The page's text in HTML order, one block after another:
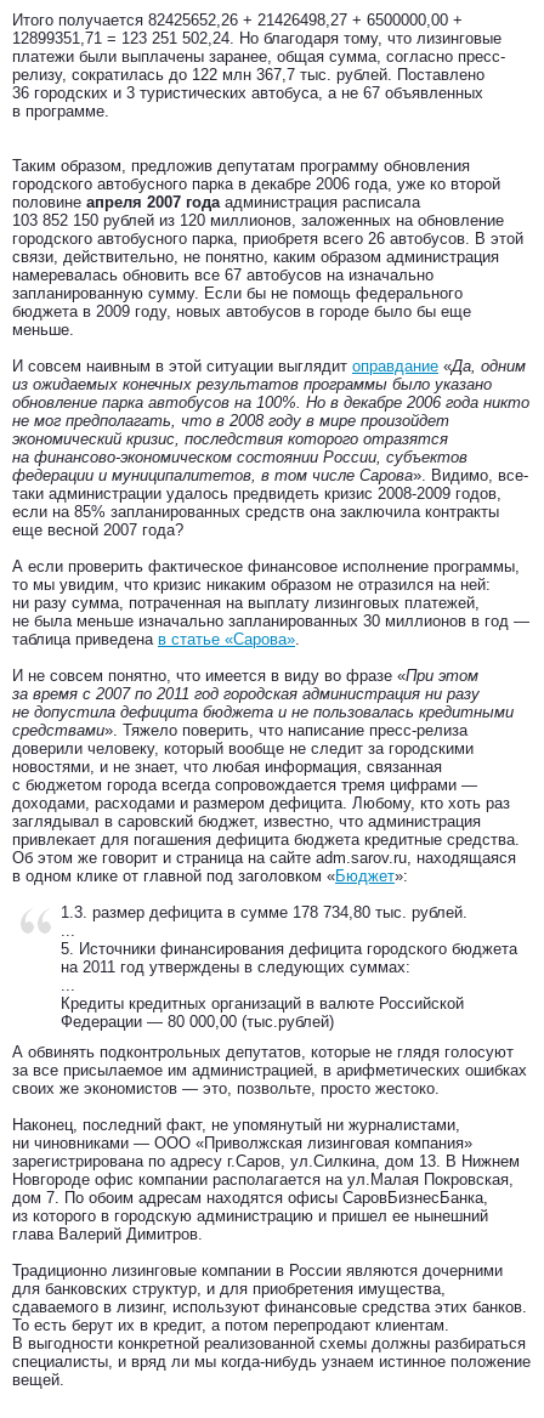
Итого получается 82425652,26 + 21426498,27 + 6500000,00 +
12899351,71 = 123 251 502,24. Но благодаря тому, что лизинговые
платежи были выплачены заранее, общая сумма, согласно пресс-
релизу, сократилась до 122 млн 367,7 тыс. рублей. Поставлено
36 городских и 3 туристических автобуса, а не 67 объявленных
в программе.
Таким образом, предложив депутатам программу обновления
городского автобусного парка в декабре 2006 года, уже ко второй
половине апреля 2007 годаадминистрация расписала
103 852 150 рублей из 120 миллионов, заложенных на обновление
городского автобусного парка, приобретя всего 26 автобусов. В этой
связи, действительно, не понятно, каким образом администрация
намеревалась обновить все 67 автобусов на изначально
запланированную сумму. Если бы не помощь федерального
бюджета в 2009 году, новых автобусов в городе было бы еще
меньше.
И совсем наивным в этой ситуации выглядит оправдание «Да, одним
из ожидаемых конечных результатов программы было указано
обновление парка автобусов на 100%. Но в декабре 2006 года никто
не мог предполагать, что в 2008 году в мире произойдет
экономический кризис, последствия которого отразятся
на финансово-экономическом состоянии России, субъектов
федерации и муниципалитетов, в том числе Сарова». Видимо, все-
таки администрации удалось предвидеть кризис 2008-2009 годов,
если на 85% запланированных средств она заключила контракты
еще весной 2007 года?
А если проверить фактическое финансовое исполнение программы,
то мы увидим, что кризис никаким образом не отразился на ней:
ни разу сумма, потраченная на выплату лизинговых платежей,
не была меньше изначально запланированных 30 миллионов в год —
таблица приведена в статье «Сарова».
И не совсем понятно, что имеется в виду во фразе «При этом
за время с 2007 по 2011 год городская администрация ни разу
не допустила дефицита бюджета и не пользовалась кредитными
средствами». Тяжело поверить, что написание пресс-релиза
доверили человеку, который вообще не следит за городскими
новостями, и не знает, что любая информация, связанная
с бюджетом города всегда сопровождается тремя цифрами —
доходами, расходами и размером дефицита. Любому, кто хоть раз
заглядывал в саровский бюджет, известно, что администрация
привлекает для погашения дефицита бюджета кредитные средства.
Об этом же говорит и страница на сайте adm.sarov.ru, находящаяся
в одном клике от главной под заголовком «Бюджет»:
1.3. размер дефицита в сумме 178 734,80 тыс. рублей.
...
5. Источники финансирования дефицита городского бюджета
на 2011 год утверждены в следующих суммах:
...
Кредиты кредитных организаций в валюте Российской
Федерации — 80 000,00 (тыс.рублей)
А обвинять подконтрольных депутатов, которые не глядя голосуют
за все присылаемое им администрацией, в арифметических ошибках
своих же экономистов — это, позвольте, просто жестоко.
Наконец, последний факт, не упомянутый ни журналистами,
ни чиновниками — ООО «Приволжская лизинговая компания»
зарегистрирована по адресу г.Саров, ул.Силкина, дом 13. В Нижнем
Новгороде офис компании располагается на ул.Малая Покровская,
дом 7. По обоим адресам находятся офисы СаровБизнесБанка,
из которого в городскую администрацию и пришел ее нынешний
глава Валерий Димитров.
Традиционно лизинговые компании в России являются дочерними
для банковских структур, и для приобретения имущества,
сдаваемого в лизинг, используют финансовые средства этих банков.
То есть берут их в кредит, а потом перепродают клиентам.
В выгодности конкретной реализованной схемы должны разбираться
специалисты, и вряд ли мы когда-нибудь узнаем истинное положение
вещей.